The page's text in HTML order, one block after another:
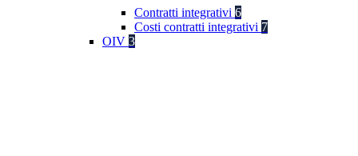
Contratti integrativi 6
Costi contratti integrativi 7
OIV 3